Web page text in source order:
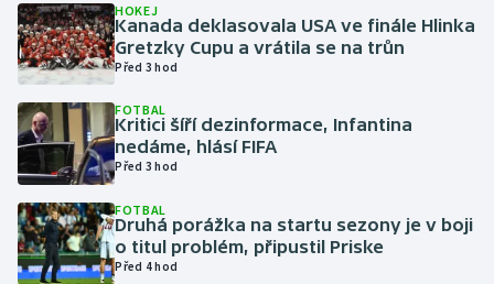
Jezdectví
Judo
Krasobruslení
Lyže a snowboard
HOKEJ
Kanada deklasovala USA ve finále Hlinka
Gretzky Cupu a vrátila se na trůn
Před 3 hod
FOTBAL
Kritici šíří dezinformace, Infantina
nedáme, hlásí FIFA
Před 3 hod
FOTBAL
Druhá porážka na startu sezony je v boji
o titul problém, připustil Priske
Před 4 hod